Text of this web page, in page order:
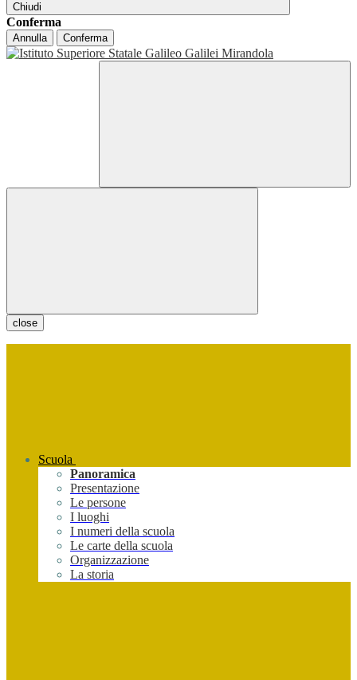
Chiudi
Conferma
Annulla Conferma
close
Scuola
Panoramica
Presentazione
Le persone
I luoghi
I numeri della scuola
Le carte della scuola
Organizzazione
La storia